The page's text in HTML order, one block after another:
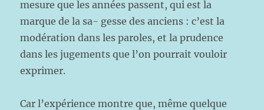
mesure que les années passent, qui est la
marque de la sa- gesse des anciens : c’est la
modération dans les paroles, et la prudence
dans les jugements que l’on pourrait vouloir
exprimer.
Car l’expérience montre que, même quelque